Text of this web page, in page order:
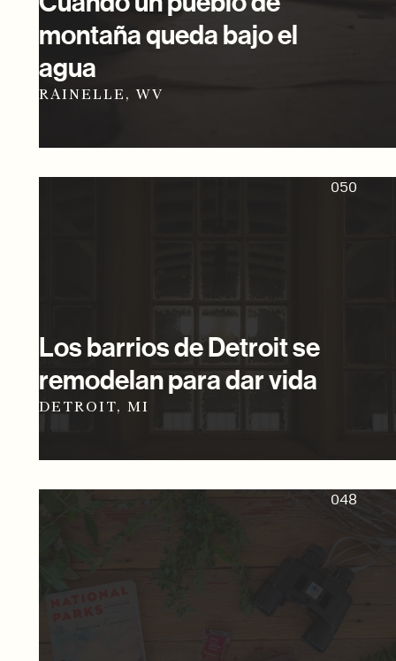
montaña queda bajo el
agua
RAINELLE, WV
050
Los barrios de Detroit se
remodelan para dar vida
DETROIT, MI
048